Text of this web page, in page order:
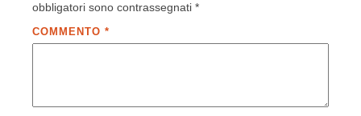
obbligatori sono contrassegnati *
COMMENTO *